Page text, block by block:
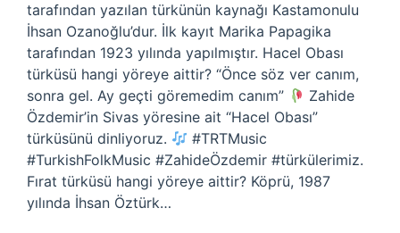
tarafından yazılan türkünün kaynağı Kastamonulu
İhsan Ozanoğlu’dur. İlk kayıt Marika Papagika
tarafından 1923 yılında yapılmıştır. Hacel Obası
türküsü hangi yöreye aittir? “Önce söz ver canım,
sonra gel. Ay geçti göremedim canım”
Zahide
Özdemir’in Sivas yöresine ait “Hacel Obası”
türküsünü dinliyoruz.
#TRTMusic
#TurkishFolkMusic #ZahideÖzdemir #türkülerimiz.
Fırat türküsü hangi yöreye aittir? Köprü, 1987
yılında İhsan Öztürk…